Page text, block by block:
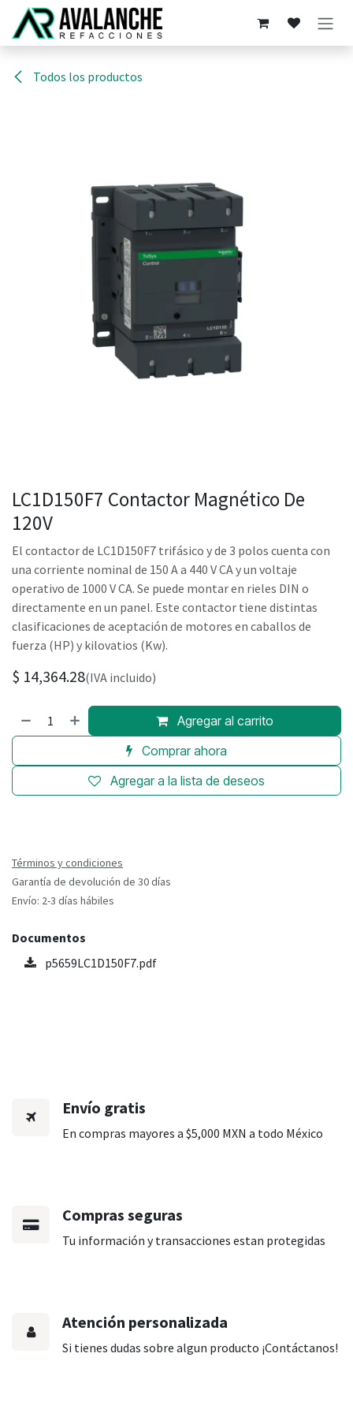
Ir al contenido
Todos los productos
LC1D150F7 Contactor Magnético De
120V
El contactor de LC1D150F7 trifásico y de 3 polos cuenta con
una corriente nominal de 150 A a 440 V CA y un voltaje
operativo de 1000 V CA. Se puede montar en rieles DIN o
directamente en un panel. Este contactor tiene distintas
clasificaciones de aceptación de motores en caballos de
fuerza (HP) y kilovatios (Kw).
$ 14,364.28(IVA incluido)
Agregar al carrito
Comprar ahora
Agregar a la lista de deseos
Términos y condiciones
Garantía de devolución de 30 días
Envío: 2-3 días hábiles
Documentos
p5659LC1D150F7.pdf
Envío gratis
En compras mayores a $5,000 MXN a todo México
Compras seguras
Tu información y transacciones estan protegidas
Atención personalizada
Si tienes dudas sobre algun producto ¡Contáctanos!